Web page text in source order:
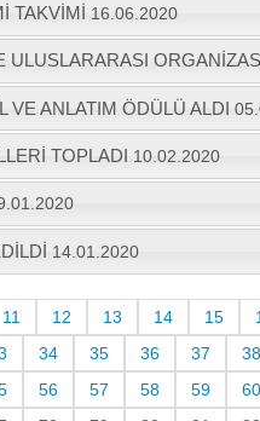
TAKVİMİ 16.06.2020
VE ANLATIM ÖDÜLÜ ALDI
TOPLADI 10.02.2020
14.01.2020
11 12 13 14 15
34 35 36 37 38
56 57 58 59 60